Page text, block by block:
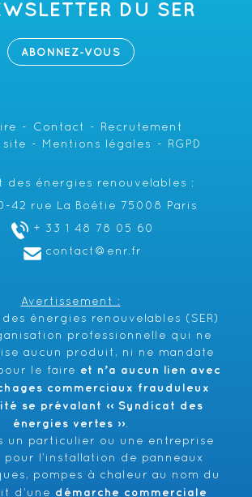
DU SER
ABONNEZ-VOUS
Contact
Recrutement
site
Mentions légales RGPD
des énergies renouvelables :
42 rue La Boétie 75008 Paris
+ 33 1 48 78 05 60
contact@enr.fr
Avertissement :
énergies renouvelables (SER)
professionnelle qui ne
aucun produit, ni ne mandate
le faire et n’a aucun lien avec
commerciaux frauduleux
se prévalant ‹‹ Syndicat des
énergies vertes ››.
un particulier ou une entreprise
pour l’installation de panneaux
pompes à chaleur au nom du
d’une démarche commerciale